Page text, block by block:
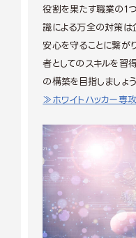
役割を果たす職業の1
識による万全の対策
安心を守ることに繋が
者としてのスキルを習
の構築を目指しましょう
≫ホワイトハッカー専